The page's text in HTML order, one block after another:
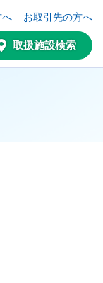
へ お取引先の方へ
取扱施設検索